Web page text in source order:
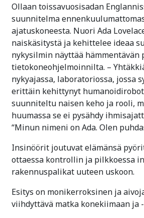
Ollaan toissavuosisadan
suunnitelma
ajatuskoneesta. Nuori Ada
naiskäsitystä ja kehittelee ideaa
nykysilmin näyttää hämmentävän
tietokoneohjelmoinnilta. –
nykyajassa, laboratoriossa, jossa
erittäin kehittynyt
suunniteltu naisen keho ja rooli,
huumassa se ei pysähdy
“Minun nimeni on Ada. Olen
Insinöörit joutuvat elämänsä
ottaessa kontrollin ja pilkkoessa
rakennuspalikat uuteen uskoon.
Esitys on monikerroksinen ja
viihdyttävä matka konekiimaan ja